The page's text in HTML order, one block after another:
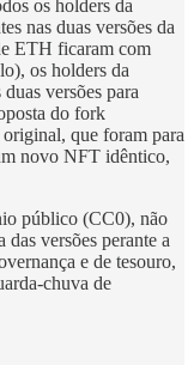
os holders da
nas duas versões da
ETH ficaram com
os holders da
versões para
do fork
que foram para
novo NFT idêntico,
público (CC0), não
versões perante a
e de tesouro,
chuva de